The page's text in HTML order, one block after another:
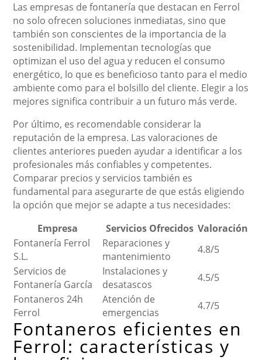
Las empresas de fontanería que destacan en Ferrol
no solo ofrecen soluciones inmediatas, sino que
también son conscientes de la importancia de la
sostenibilidad. Implementan tecnologías que
optimizan el uso del agua y reducen el consumo
energético, lo que es beneficioso tanto para el medio
ambiente como para el bolsillo del cliente. Elegir a los
mejores significa contribuir a un futuro más verde.
Por último, es recomendable considerar la
reputación de la empresa. Las valoraciones de
clientes anteriores pueden ayudar a identificar a los
profesionales más confiables y competentes.
Comparar precios y servicios también es
fundamental para asegurarte de que estás eligiendo
la opción que mejor se adapte a tus necesidades:
Empresa
Servicios Ofrecidos Valoración
Fontanería Ferrol
S.L.
Reparaciones y
mantenimiento
4.8/5
Servicios de
Fontanería García
Instalaciones y
desatascos
4.5/5
Fontaneros 24h
Ferrol
Atención de
emergencias
4.7/5
Fontaneros eficientes en
Ferrol: características y